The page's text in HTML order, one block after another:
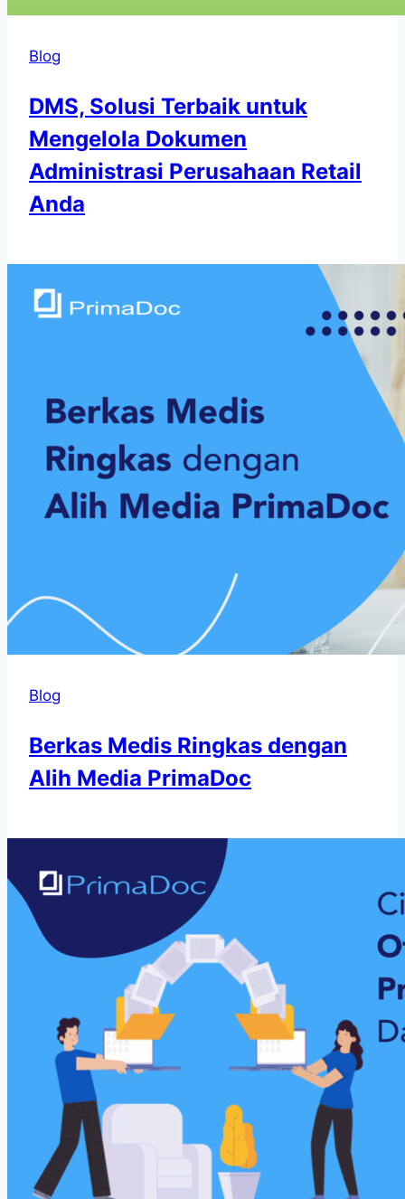
Blog
DMS, Solusi Terbaik untuk
Mengelola Dokumen
Administrasi Perusahaan Retail
Anda
Blog
Berkas Medis Ringkas dengan
Alih Media PrimaDoc